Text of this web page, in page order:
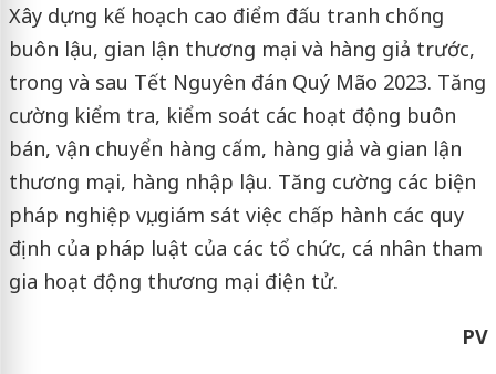
Xây dựng kế hoạch cao điểm đấu tranh chống
buôn lậu, gian lận thương mại và hàng giả trước,
trong và sau Tết Nguyên đán Quý Mão 2023. Tăng
cường kiểm tra, kiểm soát các hoạt động buôn
bán, vận chuyển hàng cấm, hàng giả và gian lận
thương mại, hàng nhập lậu. Tăng cường các biện
pháp nghiệp vụ, giám sát việc chấp hành các quy
định của pháp luật của các tổ chức, cá nhân tham
gia hoạt động thương mại điện tử.
PV